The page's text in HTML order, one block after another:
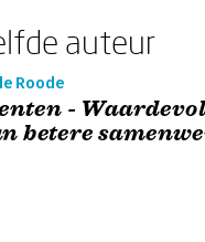
auteur
Roode
-
betere